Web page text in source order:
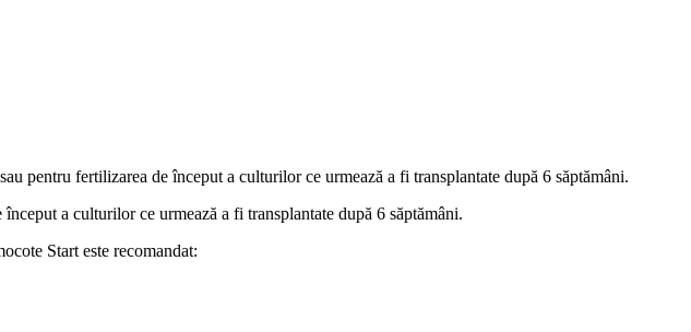
pentru fertilizarea de început a culturilor ce urmează a fi transplantate după 6 săptămâni.
a culturilor ce urmează a fi transplantate după 6 săptămâni.
Start este recomandat: